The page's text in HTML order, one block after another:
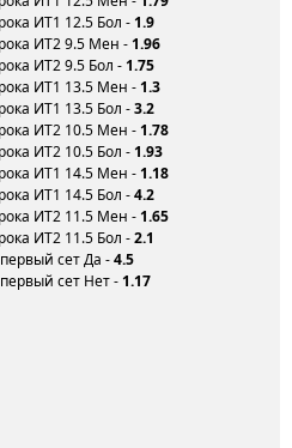
ИТ1 12.5 Бол - 1.9
ИТ2 9.5 Мен - 1.96
ИТ2 9.5 Бол - 1.75
ИТ1 13.5 Мен - 1.3
ИТ1 13.5 Бол -3.2
ИТ2 10.5 Мен - 1.78
ИТ2 10.5 Бол - 1.93
ИТ1 14.5 Мен - 1.18
ИТ1 14.5 Бол -4.2
ИТ2 11.5 Мен - 1.65
ИТ2 11.5 Бол -2.1
сет Да -4.5
сет Нет - 1.17